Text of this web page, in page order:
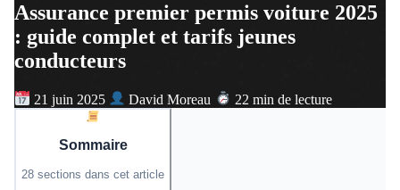
Assurance premier permis voiture 2025
: guide complet et tarifs jeunes
conducteurs
21 juin 2025 David Moreau 22 min de lecture
Sommaire
28 sections dans cet article